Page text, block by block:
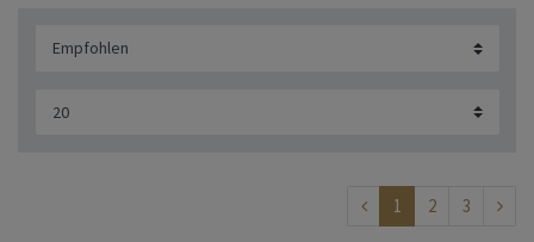
1 2 3